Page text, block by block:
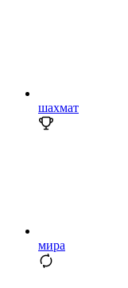
шахмат
мира